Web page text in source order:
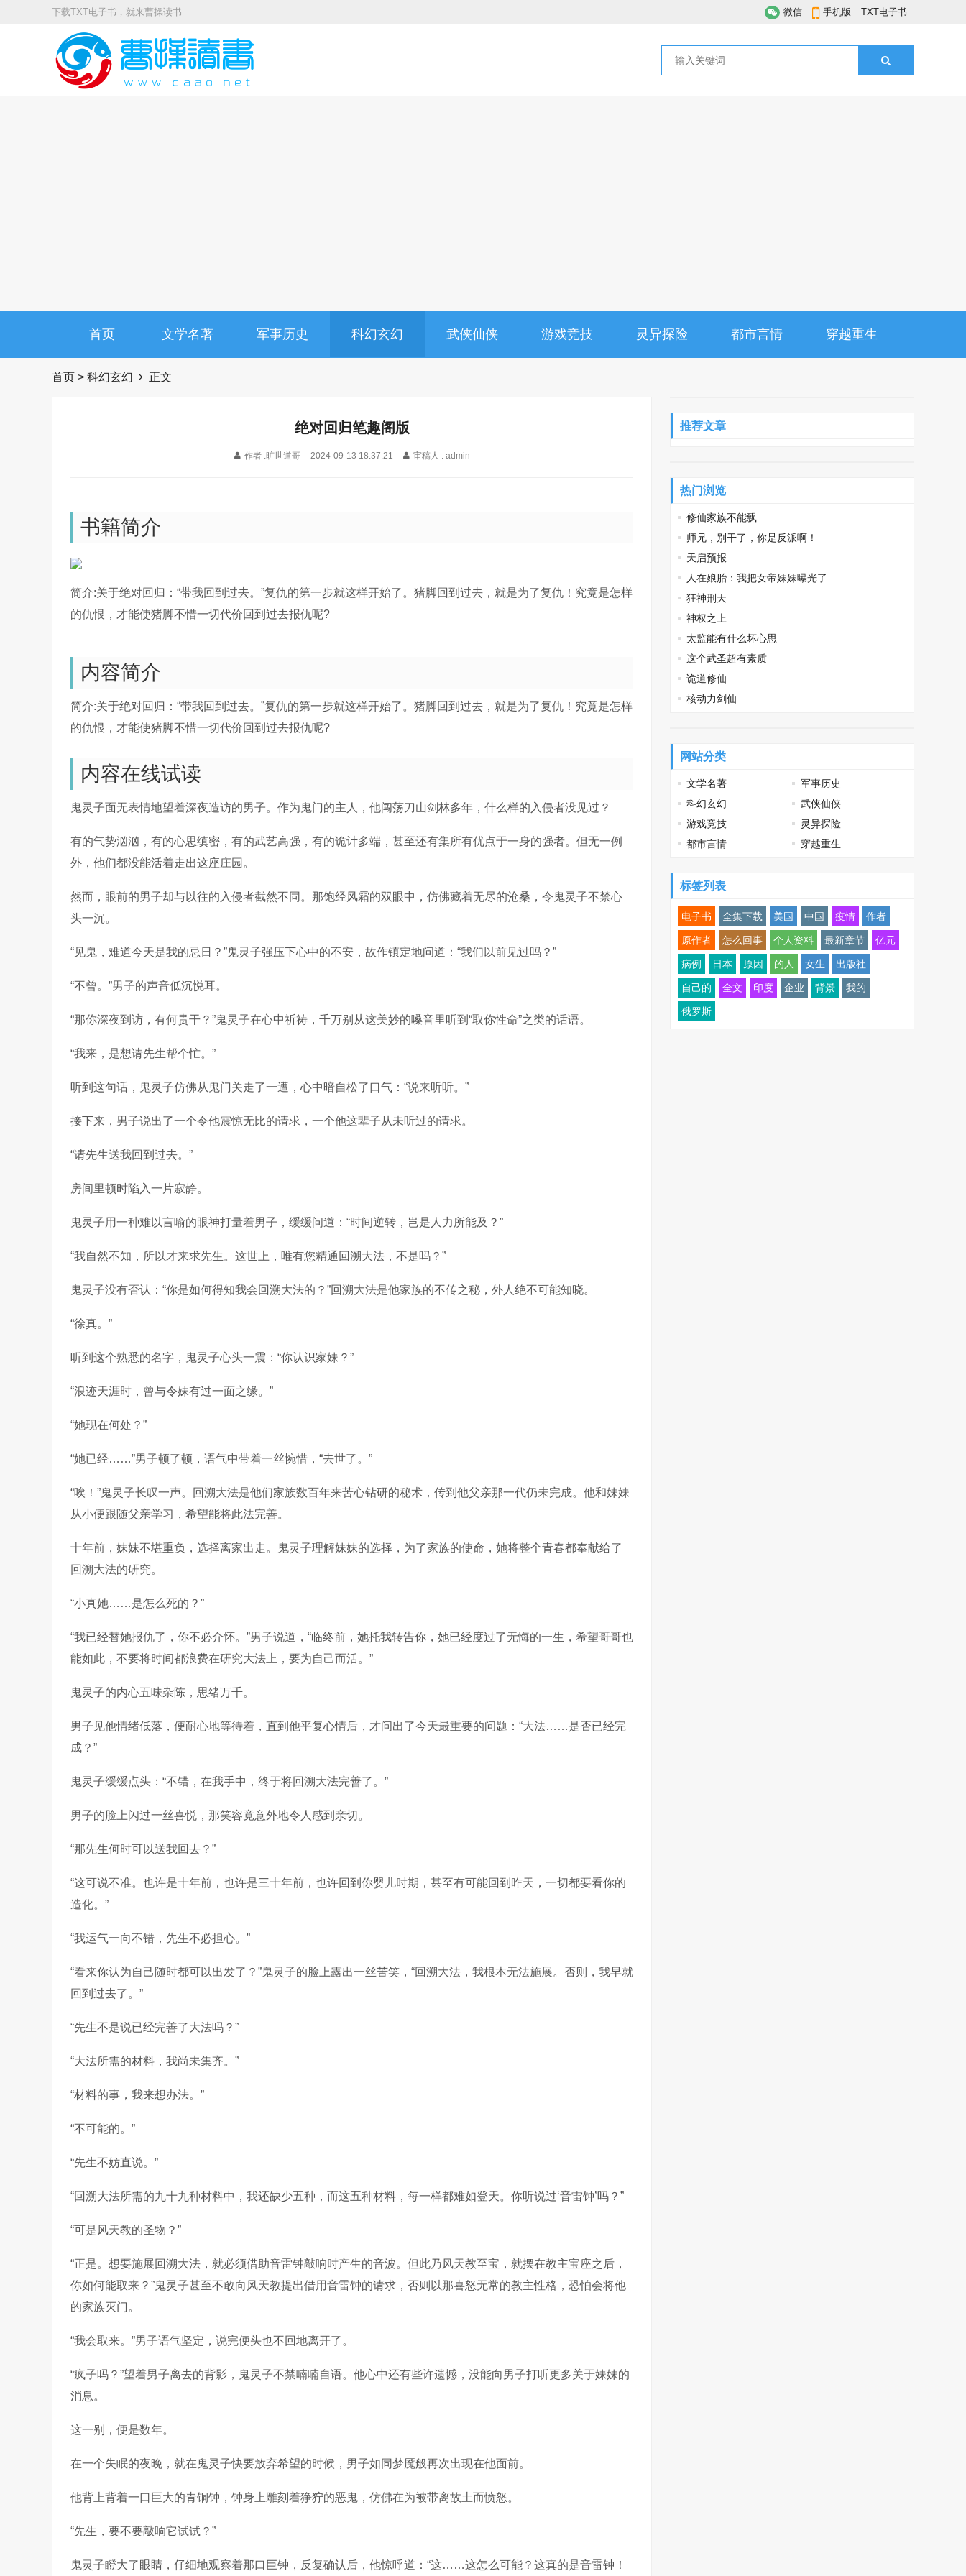
下载TXT电子书，就来曹操读书 微信 手机版 TXT电子书
首页 文学名著 军事历史 科幻玄幻 武侠仙侠 游戏竞技 灵异探险 都市言情 穿越重生
首页 > 科幻玄幻 正文
绝对回归笔趣阁版
作者 :旷世道哥 2024-09-13 18:37:21 审稿人 : admin
书籍简介
简介:关于绝对回归：“带我回到过去。”复仇的第一步就这样开始了。猪脚回到过去，就是为了复仇！究竟是怎样
的仇恨，才能使猪脚不惜一切代价回到过去报仇呢?
内容简介
简介:关于绝对回归：“带我回到过去。”复仇的第一步就这样开始了。猪脚回到过去，就是为了复仇！究竟是怎样
的仇恨，才能使猪脚不惜一切代价回到过去报仇呢?
内容在线试读
鬼灵子面无表情地望着深夜造访的男子。作为鬼门的主人，他闯荡刀山剑林多年，什么样的入侵者没见过？
有的气势汹汹，有的心思缜密，有的武艺高强，有的诡计多端，甚至还有集所有优点于一身的强者。但无一例
外，他们都没能活着走出这座庄园。
然而，眼前的男子却与以往的入侵者截然不同。那饱经风霜的双眼中，仿佛藏着无尽的沧桑，令鬼灵子不禁心
头一沉。
“见鬼，难道今天是我的忌日？”鬼灵子强压下心中的不安，故作镇定地问道：“我们以前见过吗？”
“不曾。”男子的声音低沉悦耳。
“那你深夜到访，有何贵干？”鬼灵子在心中祈祷，千万别从这美妙的嗓音里听到“取你性命”之类的话语。
“我来，是想请先生帮个忙。”
听到这句话，鬼灵子仿佛从鬼门关走了一遭，心中暗自松了口气：“说来听听。”
接下来，男子说出了一个令他震惊无比的请求，一个他这辈子从未听过的请求。
“请先生送我回到过去。”
房间里顿时陷入一片寂静。
鬼灵子用一种难以言喻的眼神打量着男子，缓缓问道：“时间逆转，岂是人力所能及？”
“我自然不知，所以才来求先生。这世上，唯有您精通回溯大法，不是吗？”
鬼灵子没有否认：“你是如何得知我会回溯大法的？”回溯大法是他家族的不传之秘，外人绝不可能知晓。
“徐真。”
听到这个熟悉的名字，鬼灵子心头一震：“你认识家妹？”
“浪迹天涯时，曾与令妹有过一面之缘。”
“她现在何处？”
“她已经……”男子顿了顿，语气中带着一丝惋惜，“去世了。”
“唉！”鬼灵子长叹一声。回溯大法是他们家族数百年来苦心钻研的秘术，传到他父亲那一代仍未完成。他和妹妹
从小便跟随父亲学习，希望能将此法完善。
十年前，妹妹不堪重负，选择离家出走。鬼灵子理解妹妹的选择，为了家族的使命，她将整个青春都奉献给了
回溯大法的研究。
“小真她……是怎么死的？”
“我已经替她报仇了，你不必介怀。”男子说道，“临终前，她托我转告你，她已经度过了无悔的一生，希望哥哥也
能如此，不要将时间都浪费在研究大法上，要为自己而活。”
鬼灵子的内心五味杂陈，思绪万千。
男子见他情绪低落，便耐心地等待着，直到他平复心情后，才问出了今天最重要的问题：“大法……是否已经完
成？”
鬼灵子缓缓点头：“不错，在我手中，终于将回溯大法完善了。”
男子的脸上闪过一丝喜悦，那笑容竟意外地令人感到亲切。
“那先生何时可以送我回去？”
“这可说不准。也许是十年前，也许是三十年前，也许回到你婴儿时期，甚至有可能回到昨天，一切都要看你的
造化。”
“我运气一向不错，先生不必担心。”
“看来你认为自己随时都可以出发了？”鬼灵子的脸上露出一丝苦笑，“回溯大法，我根本无法施展。否则，我早就
回到过去了。”
“先生不是说已经完善了大法吗？”
“大法所需的材料，我尚未集齐。”
“材料的事，我来想办法。”
“不可能的。”
“先生不妨直说。”
“回溯大法所需的九十九种材料中，我还缺少五种，而这五种材料，每一样都难如登天。你听说过‘音雷钟’吗？”
“可是风天教的圣物？”
“正是。想要施展回溯大法，就必须借助音雷钟敲响时产生的音波。但此乃风天教至宝，就摆在教主宝座之后，
你如何能取来？”鬼灵子甚至不敢向风天教提出借用音雷钟的请求，否则以那喜怒无常的教主性格，恐怕会将他
的家族灭门。
“我会取来。”男子语气坚定，说完便头也不回地离开了。
“疯子吗？”望着男子离去的背影，鬼灵子不禁喃喃自语。他心中还有些许遗憾，没能向男子打听更多关于妹妹的
消息。
这一别，便是数年。
在一个失眠的夜晚，就在鬼灵子快要放弃希望的时候，男子如同梦魇般再次出现在他面前。
他背上背着一口巨大的青铜钟，钟身上雕刻着狰狞的恶鬼，仿佛在为被带离故土而愤怒。
“先生，要不要敲响它试试？”
鬼灵子瞪大了眼睛，仔细地观察着那口巨钟，反复确认后，他惊呼道：“这……这怎么可能？这真的是音雷钟！
推荐文章
热门浏览
修仙家族不能飘
师兄，别干了，你是反派啊！
天启预报
人在娘胎：我把女帝妹妹曝光了
狂神刑天
神权之上
太监能有什么坏心思
这个武圣超有素质
诡道修仙
核动力剑仙
网站分类
文学名著
军事历史
科幻玄幻
武侠仙侠
游戏竞技
灵异探险
都市言情
穿越重生
标签列表
电子书 全集下载 美国 中国 疫情 作者
原作者 怎么回事 个人资料 最新章节 亿元
病例 日本 原因 的人 女生 出版社
自己的 全文 印度 企业 背景 我的
俄罗斯